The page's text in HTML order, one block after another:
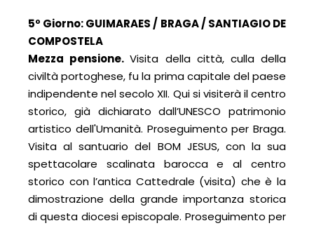
5º Giorno: GUIMARAES / BRAGA / SANTIAGIO DE
COMPOSTELA
Mezza pensione.Visita della città, culla della
civiltà portoghese, fu la prima capitale del paese
indipendente nel secolo XII. Qui si visiterà il centro
storico, già dichiarato dall’UNESCO patrimonio
artistico dell'Umanità. Proseguimento per Braga.
Visita al santuario del BOM JESUS, con la sua
spettacolare scalinata barocca e al centro
storico con l’antica Cattedrale (visita) che è la
dimostrazione della grande importanza storica
di questa diocesi episcopale. Proseguimento per